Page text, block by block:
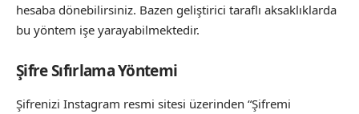
hesaba dönebilirsiniz. Bazen geliştirici taraflı aksaklıklarda
bu yöntem işe yarayabilmektedir.
Şifre Sıfırlama Yöntemi
Şifrenizi Instagram resmi sitesi üzerinden “Şifremi